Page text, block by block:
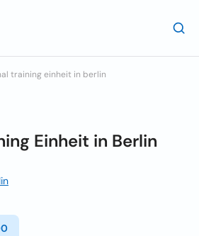
training einheit in berlin
Einheit in Berlin